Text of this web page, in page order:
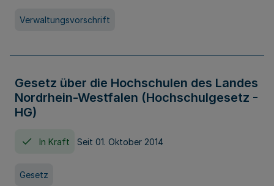
Verwaltungsvorschrift
Gesetz über die Hochschulen des Landes
Nordrhein-Westfalen (Hochschulgesetz -
HG)
In Kraft Seit 01. Oktober 2014
Gesetz